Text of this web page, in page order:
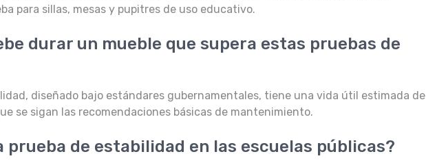
para sillas, mesas y pupitres de uso educativo.
durar un mueble que supera estas pruebas de
diseñado bajo estándares gubernamentales, tiene una vida útil estimada de
se sigan las recomendaciones básicas de mantenimiento.
prueba de estabilidad en las escuelas públicas?